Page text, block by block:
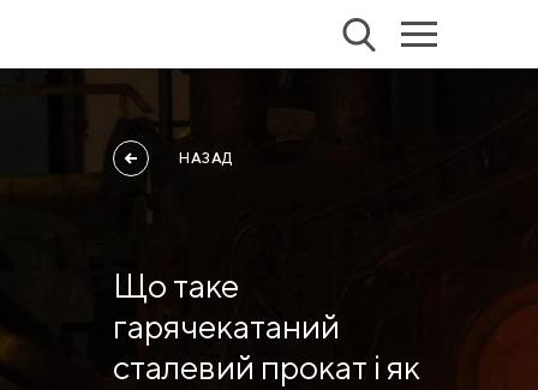
НАЗАД
Що таке
гарячекатаний
сталевий прокат і як